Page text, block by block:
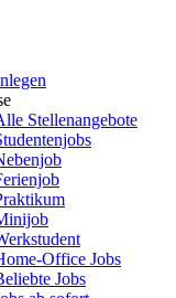
Stellenangebote
Office Jobs
Jobs